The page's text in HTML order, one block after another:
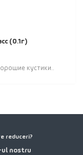
(0.1г)
кустики..
reduceri?
nostru